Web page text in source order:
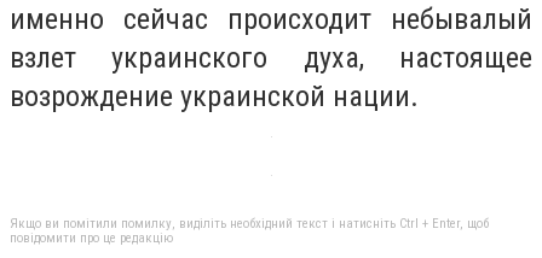
именно сейчас происходит небывалый
взлет украинского духа, настоящее
возрождение украинской нации.
Якщо ви помітили помилку, виділіть необхідний текст і натисніть Ctrl + Enter, щоб
повідомити про це редакцію